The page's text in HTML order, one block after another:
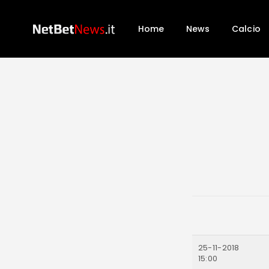
Home News Calcio
25-11-2018
15:00